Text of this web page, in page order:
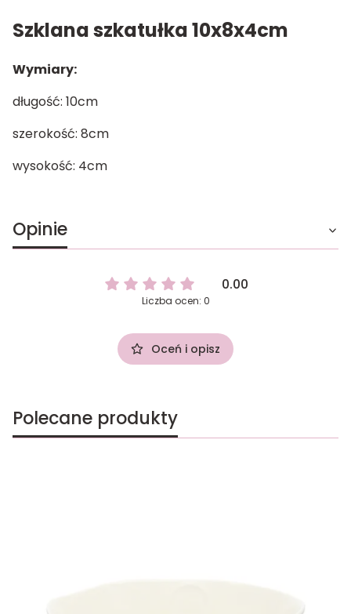
Szklana szkatułka 10x8x4cm
Wymiary:
długość: 10cm
szerokość: 8cm
wysokość: 4cm
Opinie
0.00
Liczba ocen: 0
Oceń i opisz
Polecane produkty